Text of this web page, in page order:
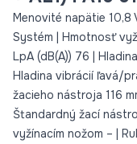
Menovité napätie 10,8
Systém | Hmotnosť
LpA (dB(A)) 76 |
Hladina vibrácií ľavá/
žacieho nástroja 116
Štandardný žací
vyžínacím nožom – |